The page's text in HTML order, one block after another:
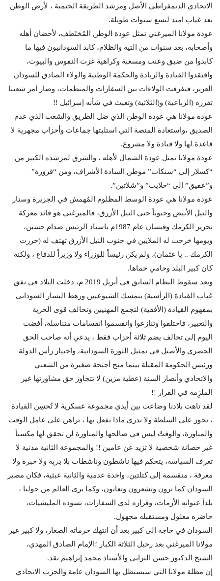
الاتحادي الديمقراطي الأصل ومرشد الطريقة الختمية ، لأرض الوطن
بعد غياب امتد لتسع سنوات طويلة.
عودة مولانا الميرغني تمثل عودة الوطن المُختَطف، لأحضان أهله
وأصحابه، بعد سنوات من التيه والظلام، كابد السودانيون فيها ما
كابدوا من ضيق وعنت ومسغبة وكراهية غزت النفوس والبيوت،
وافتقدوا القيادة والريادة والحكمة الوطنية والولاء الصادق للسودان
العزيز، فتفرقت الولاءات بين السفارات والمنظمات، وصار أمر شعبنا
تقرره (الرباعية) و(الثلاثية) وتعبث في شأنه إسرائيل !!
عودة مولانا هي عودة الوطن الذي ضل الطريق والشعب الذي عدم
الصديق ،واستعادة المنصة التي استلبتها جماعات وأحزاب مجهرية لا
قاعدة لها ولا قيادة ولا مشروع.
عودة مولانا تمثل عودة الشمال لأهله ، والشرق لمرشده الكبير من
“كسلار إلى “سنكات” موطن السادة الأشراف، ومن “قرورة”
و”عقيق” إلى “حلايب” و”شلاتين”.
عودة مولانا هي عودة الوسط المظلوم المُهمش في الجزيرة وسنار
والنيل الأبيض وجنوباً حتى النيل الأزرق، فالميرغني هو قائد معركة
تحرير الكرمك وقيسان عام 1987م باسناد الرئيس صدام حسين،
ويومها خرجت له الملايين في جنوب النيل الأزرق تهتف له (حررت
الكرمك .. يا عثمان)، ولم يكن رئيساً للوزراء ولا وزيراً للدفاع ، ولكنه
كان كبير البلد وحامي حماها.
وبعد سقوط النظام السابق في أبريل 2019 م، دخلت البلاد في نفق
غياب القيادة (الرأسية) بتمسك الشيوعيين ورهط اليسار السوداني
بمفهوم القيادة (الأفقية) لتجمع المهنيين وتحالف قوى الحرية
والتغيير، فاختلفوا وتنازعوا وانقسموا انقسامات متناسلة، أفضت
اليوم إلى تحالف يضم ثلاثة أحزاب فقط ، يدعي أنه صاحب الحق
الحصري والأصيل في تمثيل الثورة السودانية، واختيار رأس الدولة
ورئيس الحكومة المقبلة بينما منح أجنحة صغيرة من الشعبي
والاتحادي وأنصار السنة (عطية مزين) لا تتجاوز حق مشاورتها غير
الملزِمة في القرار !!
لقد تاهت بلادنا وضاعت بين أيدي مجموعة عسكرية لا تُحسِن القيادة
، تحوز على السلطة ولا تدري ماذا تفعل بها ، تراهن على عامل الوقت
والمناورة، والوقتُ ليس في صالحها والمناورة لن تحقق لها مكسباً
غير حصانة شخصية لا تزيد عن عامين !! والمجموعة الثانية مدنية لا
تعرف السياسة، يتحكم فيها ناشطون وناشطات بلا دِربة ولا خبرة ولا
معرفة ، منقسمة إلى كتلتين، واحدة عدمية والثانية عبثية، فكان مصير
السودان كما ترون وتشعرون وتعانون، وكما يرى العالم من حولنا ،
بلداً عنوانه الأزمات، وقراره لدى السفارات، تسوده المليشيات،
حاضره معلول ومستقبله مجهول.
السودان في حاجة إلى كبير بعد أن انتهك حرماته الصغار، ولا كبير غير
مولانا الميرغني بعد رحيل الثلاثة الكبار ؛الإمام الصادق المهدي،
الشيخ الدكتور حسن الترابي والأستاذ محمد إبراهيم نقد.
إن مظلة مولانا التي سيستظل بها السودان عامة والحزب الاتحادي